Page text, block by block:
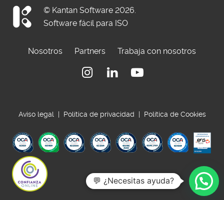
© Kantan Software 2026.
Software fácil para ISO
Nosotros Partners Trabaja con nosotros
InstagramLinkedinYoutube
Aviso legal | Política de privacidad | Política de Cookies
💬 ¿Necesitas ayuda?